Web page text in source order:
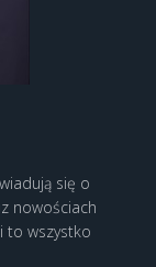
się o
nowościach
to wszystko